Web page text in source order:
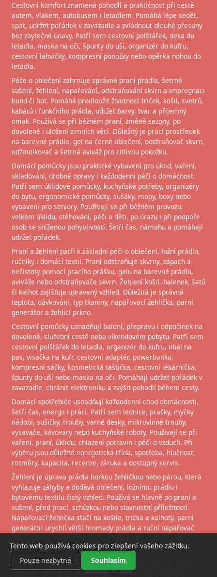
Cestovní komfort znamená pohodlí a praktičnost při cestě
autem, vlakem, autobusem i letadlem. Pomáhá lépe sedět,
spát, udržet pořádek v zavazadle a zvládnout dlouhé přesuny
bez zbytečné únavy. Patří sem cestovní polštářek, deka do
letadla, maska na oči, špunty do uší, organizér do kufru,
cestovní lahvičky, kompresní ponožky nebo opěrka nohou do
letadla.
Péče o oblečení zahrnuje správné praní prádla, šetrné
sušení, žehlení, napařování, odstraňování skvrn a impregnaci
bund či bot. Pomáhá prodloužit životnost triček, košil, svetrů,
kabátů i funkčního prádla, udržet barvy, tvar a příjemný
omak. Používá se při běžném praní, změně sezony, po
dovolené i uložení zimních věcí. Důležitý je prací prostředek
na barevné prádlo, gel na černé oblečení, odstraňovač skvrn,
odžmolkovač a šetrná aviváž pro citlivou pokožku.
Domácí pomůcky jsou praktické vybavení pro úklid, vaření,
skladování, drobné opravy i každodenní péči o domácnost.
Patří sem úklidové pomůcky, kuchyňské potřeby, organizéry
do bytu, ergonomické pomůcky, sušáky, mopy, boxy nebo
vybavení pro seniory. Používají se při běžném provozu,
velkém úklidu, stěhování, péči o děti, po úrazu i při podpoře
osob se sníženou pohyblivostí. Šetří čas, námahu a pomáhají
udržet pořádek.
Praní a žehlení patří k základní péči o oblečení, ložní prádlo,
ručníky i domácí textil. Praní odstraňuje skvrny, zápach a
nečistoty pomocí pracího prášku, gelu na barevné prádlo,
aviváže nebo odstraňovače skvrn. Žehlení košil, halenek, šatů
či kalhot zajišťuje upravený vzhled. Důležitá je správná
teplota, dávkování, typ tkaniny, napařovací žehlička, parní
generátor a žehlicí prkno.
Cestovní pomůcky usnadňují balení, přepravu i odpočinek na
dovolené, služební cestě nebo víkendovém pobytu. Patří sem
cestovní polštářek do letadla, organizér do kufru, obal na
pas, visačka na kufr, cestovní adaptér, powerbanka,
kompresní sáčky, kosmetická taštička, cestovní lékárnička,
špunty do uší nebo maska na oči. Pomáhají udržet pořádek v
zavazadle, chránit elektroniku a zvýšit pohodlí během cesty.
Domácí spotřebiče usnadňují každodenní chod domácnosti,
šetří čas, energii i práci. Patří sem lednice, pračky, myčky
nádobí, sušičky, trouby, varné desky, mikrovlnné trouby,
vysavače, kávovary nebo kuchyňské roboty. Používají se při
vaření, praní, úklidu, chlazení potravin i péči o vzduch. Při
výběru jsou důležité energetická třída, spotřeba, hlučnost,
rozměry, kapacita, recenze, záruka a dostupný servis.
Žehlení je úprava prádla horkou žehličkou nebo párou, která
vyhlazuje záhyby a dodává oblečení, ložnímu prádlu i
bytovému textilu čistý vzhled. Používá se hlavně po praní a
sušení, před prací, schůzkou nebo slavnostní příležitostí.
Napařovací žehlička stačí na košile, trička a kalhoty, parní
generátor urychlí větší hromady prádla a ruční napařovač
teplota, voda do žehličky a pravidelné odvápnění žehličky.
Péče o textil zahrnuje správné praní prádla, sušení, žehlení,
odstraňování skvrn, impregnaci a ochranu barev i vláken.
Tento web používá cookies pro zlepšení vašeho zážitku.
Pouze nezbytné
Souhlasím